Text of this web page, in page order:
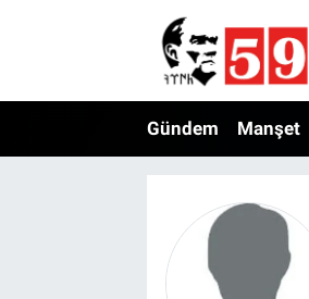
Gündem Manşet